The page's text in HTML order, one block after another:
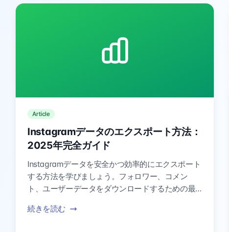
Article
Instagramデータのエクスポート方法：
2025年完全ガイド
Instagramデータを安全かつ効率的にエクスポート
する方法を学びましょう。フォロワー、コメン
ト、ユーザーデータをダウンロードするための最
続きを読む